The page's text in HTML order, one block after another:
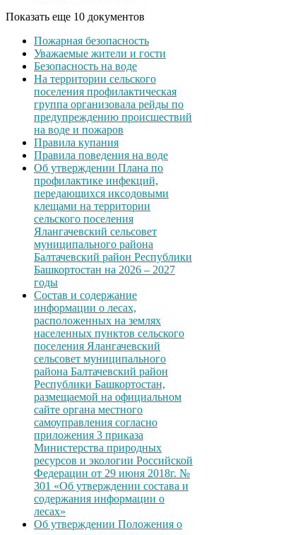
Показать еще 10 документов
Пожарная безопасность
Уважаемые жители и гости
Безопасность на воде
На территории сельского
поселения профилактическая
группа организовала рейды по
предупреждению происшествий
на воде и пожаров
Правила купания
Правила поведения на воде
Об утверждении Плана по
профилактике инфекций,
передающихся иксодовыми
клещами на территории
сельского поселения
Ялангачевский сельсовет
муниципального района
Балтачевский район Республики
Башкортостан на 2026 – 2027
годы
Состав и содержание
информации о лесах,
расположенных на землях
населенных пунктов сельского
поселения Ялангачевский
сельсовет муниципального
района Балтачевский район
Республики Башкортостан,
размещаемой на официальном
сайте органа местного
самоуправления согласно
приложения 3 приказа
Министерства природных
ресурсов и экологии Российской
Федерации от 29 июня 2018г. №
301 «Об утверждении состава и
содержания информации о
лесах»
Об утверждении Положения о